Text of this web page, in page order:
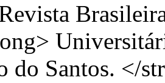
do Santos. </